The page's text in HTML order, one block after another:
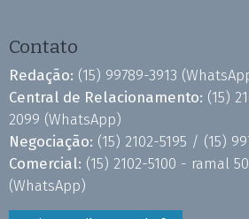
Contato
Redação: (15) 99789-3913
Central de Relacionamento: (15)
2099 (WhatsApp)
Negociação: (15) 2102-5195 / (15)
Comercial: (15) 2102-5100 - ramal
(WhatsApp)